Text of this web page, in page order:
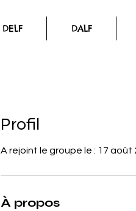
DELF DALF
Profil
A rejoint le groupe le : 17 août
À propos